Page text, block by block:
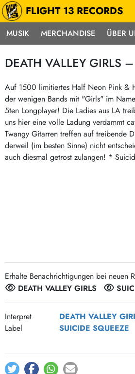
FLIGHT 13 RECORDS
MUSIK
Musik
Alle Neuheiten
Pre-Order
Highlights
Exklusiv & Limitiert
Neu auf Lager
Sonderangebote
Midprice
Punk / HC
Emo
60s /
Beat /
60s /
MERCHANDISE ÜBER
DEATH VALLEY GIRLS
Auf 1500 limitiertes Half Neon Pink &
der wenigen Bands mit "Girls" im
5ten Longplayer! Die Ladies aus LA
uns hier eine volle Ladung verdammt
Twangy Gitarren treffen auf treibende
derweil (im besten Sinne) nicht
auch diesmal getrost zulangen! *
Erhalte Benachrichtigungen bei neuen
DEATH VALLEY GIRLS
Interpret DEATH VALLEY
Label
SUICIDE SQUEEZE